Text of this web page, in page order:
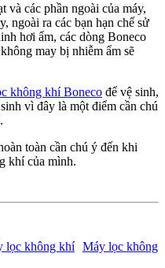
và các phần ngoài của máy,
ngoài ra các bạn hạn chế sử
hơi ẩm, các dòng Boneco
may bị nhiễm ẩm sẽ
không khí Boneco để vệ sinh,
vì đây là một điểm cần chú
toàn cần chú ý đến khi
khí của mình.
lọc không khí Máy lọc không